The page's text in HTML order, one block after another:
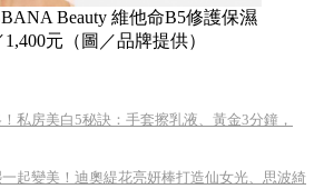
Beauty 維他命B5修護保濕
元（圖／品牌提供）
私房美白5秘訣：手套擦乳液、黃金3分鐘，
起變美！迪奧緹花亮妍棒打造仙女光、思波綺